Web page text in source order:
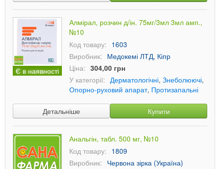
Є в наявності
Алмірал, розчин д/ін. 75мг/3мл 3мл амп.,
№10
Код товару: 1603
Виробник: Медокемі ЛТД, Кіпр
Ціна: 304,00 грн
У категорії: Дерматологічні, Знеболюючі,
Опорно-руховий апарат, Протизапальні
Детальніше Купити
Анальгін, табл. 500 мг, №10
Код товару: 1809
Виробник: Червона зірка (Україна)